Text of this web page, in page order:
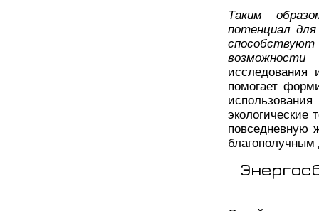
Таким
потенциал
исследования
помогает
экологические
повседневную
благополучным